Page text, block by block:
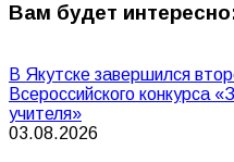
Вам будет
В Якутске завершился
Всероссийского конкурса
учителя»
03.08.2026